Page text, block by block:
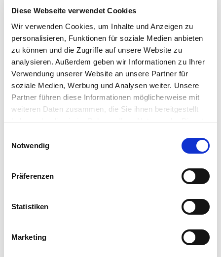
Diese Webseite verwendet Cookies
Wir verwenden Cookies, um Inhalte und Anzeigen zu
personalisieren, Funktionen für soziale Medien anbieten
zu können und die Zugriffe auf unsere Website zu
analysieren. Außerdem geben wir Informationen zu Ihrer
Verwendung unserer Website an unsere Partner für
soziale Medien, Werbung und Analysen weiter. Unsere
Partner führen diese Informationen möglicherweise mit
weiteren Daten zusammen, die Sie ihnen bereitgestellt
haben oder die sie im Rahmen Ihrer Nutzung der Dienste
betätigen Sie anschließend den "OK"-Button:
Notwendig
Präferenzen
Statistiken
Marketing
Hauptstr. 440
53721 Siegburg
E-Mail: info@as-garten.de
Webseite: https://www.as-
garten.de
Zubehör Produkte